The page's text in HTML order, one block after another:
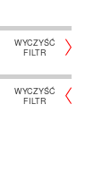
WYCZYŚĆ
FILTR
WYCZYŚĆ
FILTR